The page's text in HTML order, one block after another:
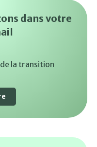
dans votre
la transition